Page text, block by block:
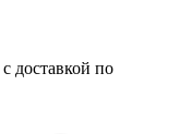
с доставкой по